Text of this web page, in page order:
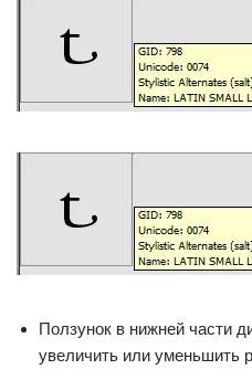
Ползунок в нижней части
увеличить или уменьшить